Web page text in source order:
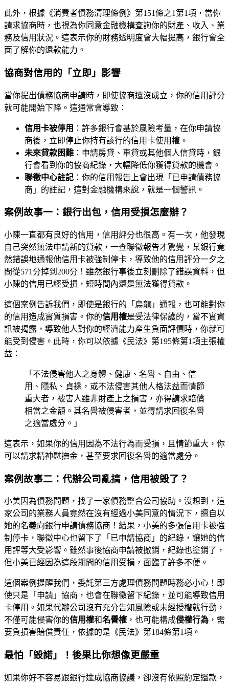
此外，根據《消費者債務清理條例》第151條之1第1項，當你
請求協商時，也視為你同意金融機構查詢你的財產、收入、業
務及信用狀況。這表示你的財務透明度會大幅提高，銀行會全
面了解你的還款能力。
協商對信用的「立即」影響
當你提出債務協商申請時，即使協商還沒成立，你的信用評分
就可能開始下降。這通常會導致：
信用卡被停用 ：許多銀行會基於風險考量，在你申請協
商後，立即停止你持有該行的信用卡使用權。
未來貸款困難 ：申請房貸、車貸或其他個人信貸時，銀
行會看到你的協商紀錄，大幅降低你獲得貸款的機會。
聯徵中心註記 ：你的信用報告上會出現「已申請債務協
商」的註記，這對金融機構來說，就是一個警訊。
案例故事一：銀行出包，信用受損怎麼辦？
小陳一直都有良好的信用，信用評分也很高。有一次，他發現
自己突然無法申請新的貸款，一查聯徵報告才驚覺，某銀行竟
然錯誤地通報他信用卡被強制停卡，導致他的信用評分一夕之
間從571分掉到200分！雖然銀行事後立刻刪除了錯誤資料，但
小陳的信用已經受損，短時間內還是無法獲得貸款。
這個案例告訴我們，即使是銀行的「烏龍」通報，也可能對你
的信用造成實質損害。你的信用權是受法律保護的，當不實資
訊被揭露，導致他人對你的經濟能力產生負面評價時，你就可
能受到侵害。此時，你可以依據《民法》第195條第1項主張權
益：
「不法侵害他人之身體、健康、名譽、自由、信
用、隱私、貞操，或不法侵害其他人格法益而情節
重大者，被害人雖非財產上之損害，亦得請求賠償
相當之金額。其名譽被侵害者，並得請求回復名譽
之適當處分。」
這表示，如果你的信用因為不法行為而受損，且情節重大，你
可以請求精神慰撫金，甚至要求回復名譽的適當處分。
案例故事二：代辦公司亂搞，信用被毀了？
小美因為債務問題，找了一家債務整合公司協助。沒想到，這
家公司的業務人員竟然在沒有經過小美同意的情況下，擅自以
她的名義向銀行申請債務協商！結果，小美的多張信用卡被強
制停卡，聯徵中心也留下了「已申請協商」的紀錄，讓她的信
用評等大受影響。雖然事後協商申請被撤銷，紀錄也塗銷了，
但小美已經因為這段期間的信用受損，面臨了許多不便。
這個案例提醒我們，委託第三方處理債務問題時務必小心！即
使只是「申請」協商，也會在聯徵留下紀錄，並可能導致信用
卡停用。如果代辦公司沒有充分告知風險或未經授權就行動，
不僅可能侵害你的信用權和名譽權 ，也可能構成侵權行為 ，需
要負損害賠償責任，依據的是《民法》第184條第1項。
最怕「毀諾」！後果比你想像更嚴重
如果你好不容易跟銀行達成協商協議，卻沒有依照約定還款，